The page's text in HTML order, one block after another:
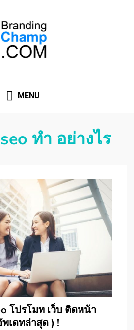
MENU
seo ทํา อย่างไร
โปรโมท เว็บ ติดหน้า
เดทล่าสุด ) !